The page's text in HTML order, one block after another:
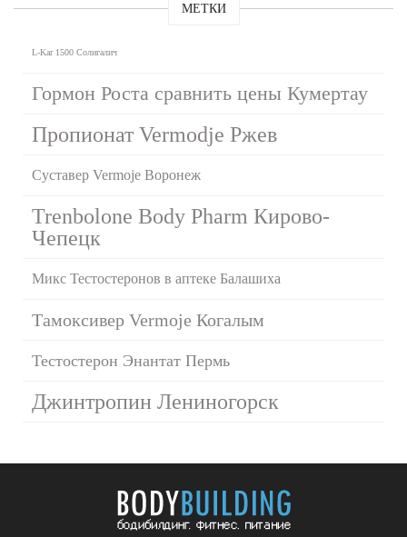
МЕТКИ
L-Kar 1500 Солигалич
Гормон Роста сравнить цены Кумертау
Пропионат Vermodje Ржев
Суставер Vermoje Воронеж
Trenbolone Body Pharm Кирово-
Чепецк
Микс Тестостеронов в аптеке Балашиха
Тамоксивер Vermoje Когалым
Тестостерон Энантат Пермь
Джинтропин Лениногорск